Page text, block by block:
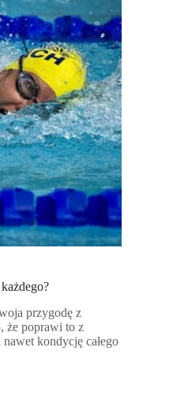
przygodę z
że poprawi to z
kondycję całego